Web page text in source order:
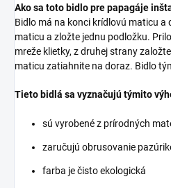
Ako sa toto bidlo pre papagáje
Bidlo má na konci krídlovú maticu a
maticu a zložte jednu podložku.
mreže klietky, z druhej strany
maticu zatiahnite na doraz. Bidlo
Tieto bidlá sa vyznačujú týmito
sú vyrobené z prírodných
zaručujú obrusovanie
farba je čisto ekologická